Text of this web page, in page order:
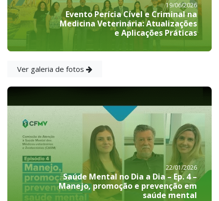
19/06/2026
Evento Perícia Cível e Criminal na
Medicina Veterinária: Atualizações
e Aplicações Práticas
Ver galeria de fotos
22/01/2026
Saúde Mental no Dia a Dia – Ep. 4 –
Manejo, promoção e prevenção em
saúde mental